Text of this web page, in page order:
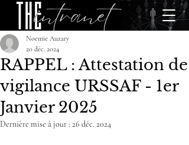
RAPPEL : Attestation de
vigilance URSSAF - 1er
Janvier 2025
Noemie Auzary
20 déc. 2024
Dernière mise à jour : 26 déc. 2024